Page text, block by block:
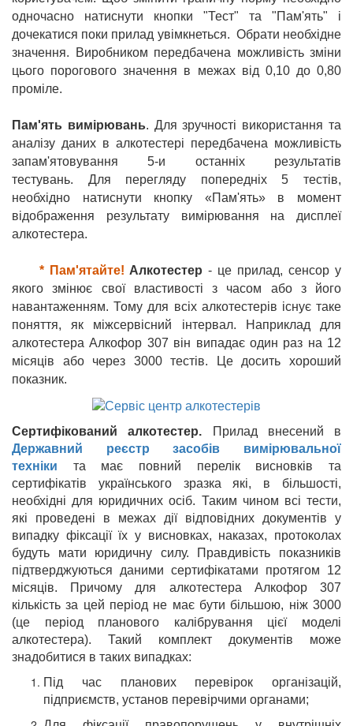
одночасно натиснути кнопки "Тест" та "Пам'ять" і
дочекатися поки прилад увімкнеться. Обрати необхідне
значення. Виробником передбачена можливість зміни
цього порогового значення в межах від 0,10 до 0,80
проміле.
Пам'ять вимірювань. Для зручності використання та
аналізу даних в алкотестері передбачена можливість
запам'ятовування 5-и останніхрезультатів
тестувань. Для перегляду попередніх 5 тестів,
необхідно натиснути кнопку «Пам'ять» в момент
відображення результату вимірювання на дисплеї
алкотестера.
* Пам'ятайте! Алкотестер - це прилад, сенсор у
якого змінює свої властивості з часом або з його
навантаженням. Тому для всіх алкотестерів існує таке
поняття, як міжсервісний інтервал. Наприклад для
алкотестера Алкофор 307 він випадає один раз на 12
місяців або через 3000 тестів. Це досить хороший
показник.
Сертифікований алкотестер.
Прилад внесений в
Державний реєстр засобів вимірювальної
техніки та має повний перелік висновків та
сертифікатів українського зразка які, в більшості,
необхідні для юридичних осіб. Таким чином всі тести,
які проведені в межах дії відповідних документів у
випадку фіксації їх у висновках, наказах, протоколах
будуть мати юридичну силу. Правдивість показників
підтверджуються даними сертифікатами протягом 12
місяців. Причому для алкотестера Алкофор 307
кількість за цей період не має бути більшою, ніж 3000
(це період планового калібрування цієї моделі
алкотестера). Такий комплект документів може
знадобитися в таких випадках:
Під час планових перевірок організацій,
підприємств, установ перевірчими органами;